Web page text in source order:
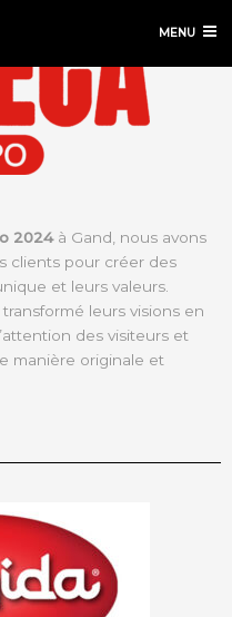
MENU
2024à Gand, nous avons
clients pour créer des
et leurs valeurs.
leurs visions en
des visiteurs et
manière originale et